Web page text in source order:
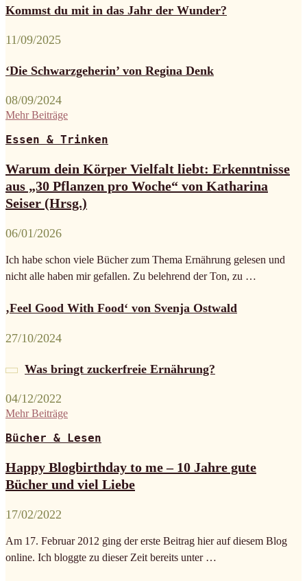
Kommst du mit in das Jahr der Wunder?
11/09/2025
‘Die Schwarzgeherin’ von Regina Denk
08/09/2024
Mehr Beiträge
Essen & Trinken
Warum dein Körper Vielfalt liebt: Erkenntnisse
aus „30 Pflanzen pro Woche“ von Katharina
Seiser (Hrsg.)
06/01/2026
Ich habe schon viele Bücher zum Thema Ernährung gelesen und
nicht alle haben mir gefallen. Zu belehrend der Ton, zu …
‚Feel Good With Food‘ von Svenja Ostwald
27/10/2024
Was bringt zuckerfreie Ernährung?
04/12/2022
Mehr Beiträge
Bücher & Lesen
Happy Blogbirthday to me – 10 Jahre gute
Bücher und viel Liebe
17/02/2022
Am 17. Februar 2012 ging der erste Beitrag hier auf diesem Blog
online. Ich bloggte zu dieser Zeit bereits unter …